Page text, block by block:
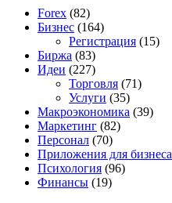
Forex (82)
Бизнес (164)
Регистрация (15)
Биржа (83)
Идеи (227)
Торговля (71)
Услуги (35)
Макроэкономика (39)
Маркетинг (82)
Персонал (70)
Приложения для бизнеса
Психология (96)
Финансы (19)